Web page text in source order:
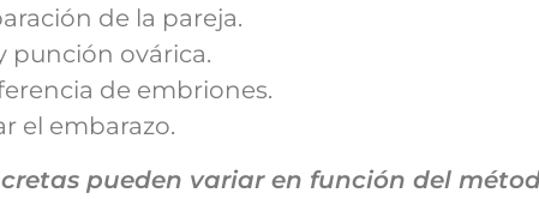
de la pareja.
punción ovárica.
de embriones.
el embarazo.
pueden variar en función del